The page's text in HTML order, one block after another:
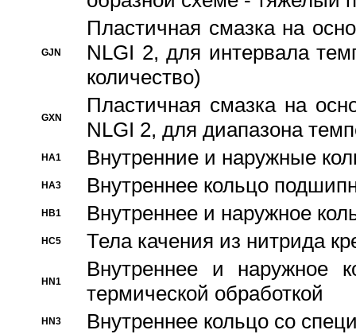
GJN
Пластичная смазка на
NLGI 2, для интервала
количество)
GXN
Пластичная смазка на
NLGI 2, для диапазона
HA1 Внутренние и наружные
HA3 Bнутреннее кольцо
HB1 Bнутреннее и наружное
HC5 Тела качения из нитрида
HN1
Bнутреннее и наружное
термической обработкой
HN3 Внутреннее кольцо со